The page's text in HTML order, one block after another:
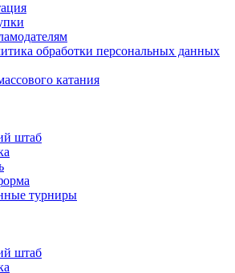
обработки персональных данных
катания
штаб
турниры
штаб